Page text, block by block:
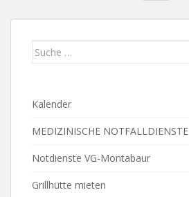
Suche
Kalender
MEDIZINISCHE NOTFALLDIENSTE
Notdienste VG-Montabaur
Grillhütte mieten